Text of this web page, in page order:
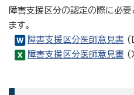
障害支援区分の認定の際に必
ます。
障害支援区分医師意見書
障害支援区分医師意見書